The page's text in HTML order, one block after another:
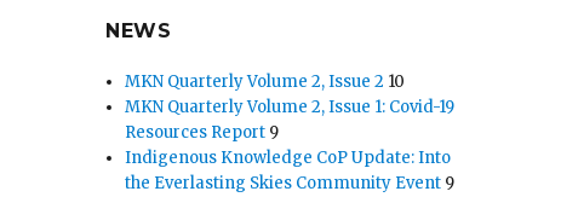
NEWS
MKN Quarterly Volume 2, Issue 2 10
MKN Quarterly Volume 2, Issue 1: Covid-19
Resources Report 9
Indigenous Knowledge CoP Update: Into
the Everlasting Skies Community Event 9